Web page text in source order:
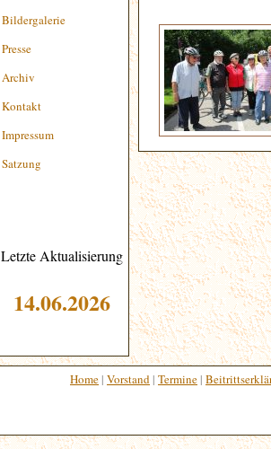
Bildergalerie
Presse
Archiv
Kontakt
Impressum
Satzung
Letzte Aktualisierung
14.06.2026
Home | Vorstand | Termine |